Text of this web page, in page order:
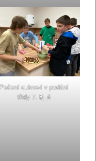
Pečení cukroví v podání
třídy 7. B_4